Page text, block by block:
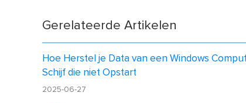
Gerelateerde Artikelen
Hoe Herstel je Data van een Windows
Schijf die niet Opstart
2025-06-27